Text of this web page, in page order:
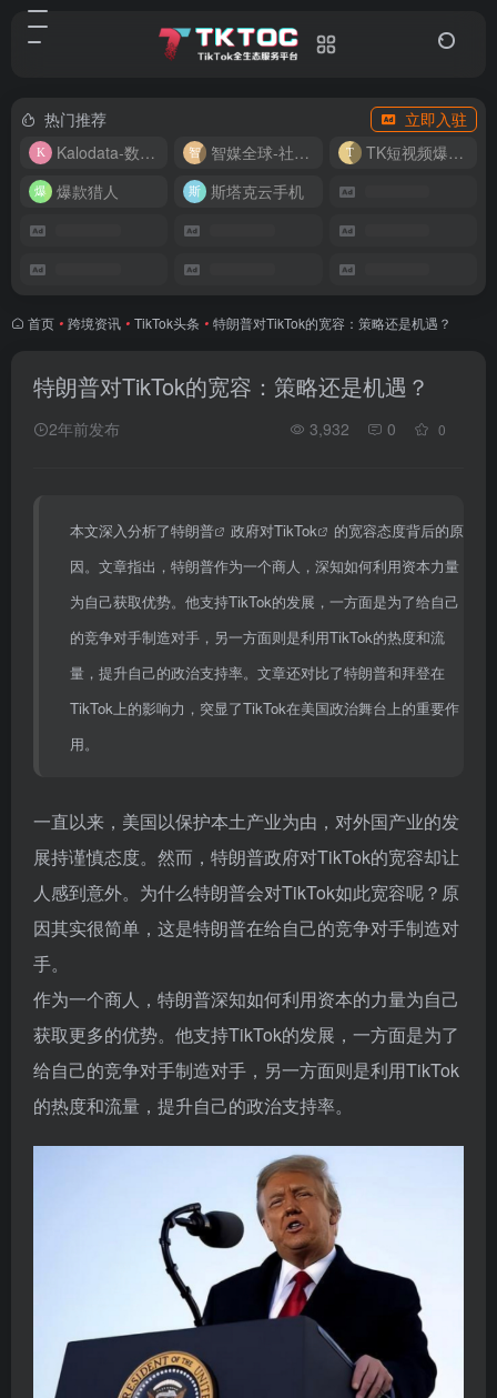
热门推荐
立即入驻
Kalodata-数据分析平台
智媒全球-社媒管理平台
TK短视频爆款复刻
爆款猎人
斯塔克云手机
首页 • 跨境资讯 • TikTok头条 • 特朗普对TikTok的宽容：策略还是机遇？
特朗普对TikTok的宽容：策略还是机遇？
2年前发布 3,932 0 0
本文深入分析了特朗普 政府对TikTok
的宽容态度背后的原
因。文章指出，特朗普作为一个商人，深知如何利用资本力量
为自己获取优势。他支持TikTok的发展，一方面是为了给自己
的竞争对手制造对手，另一方面则是利用TikTok的热度和流
量，提升自己的政治支持率。文章还对比了特朗普和拜登在
TikTok上的影响力，突显了TikTok在美国政治舞台上的重要作
用。
一直以来，美国以保护本土产业为由，对外国产业的发
展持谨慎态度。然而，特朗普政府对TikTok的宽容却让
人感到意外。为什么特朗普会对TikTok如此宽容呢？原
因其实很简单，这是特朗普在给自己的竞争对手制造对
手。
作为一个商人，特朗普深知如何利用资本的力量为自己
获取更多的优势。他支持TikTok的发展，一方面是为了
给自己的竞争对手制造对手，另一方面则是利用TikTok
的热度和流量，提升自己的政治支持率。